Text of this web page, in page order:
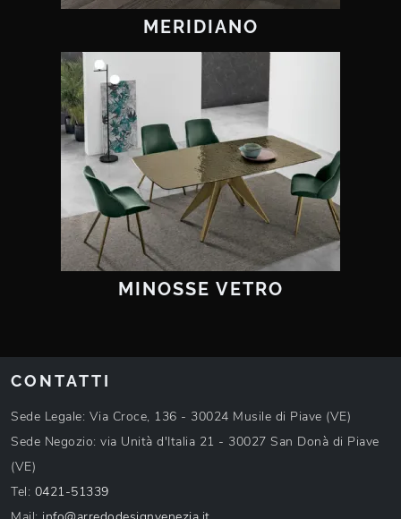
MERIDIANO
MINOSSE VETRO
CONTATTI
Sede Legale: Via Croce, 136 - 30024 Musile di Piave (VE)
Sede Negozio: via Unità d'Italia 21 - 30027 San Donà di Piave
(VE)
Tel: 0421-51339